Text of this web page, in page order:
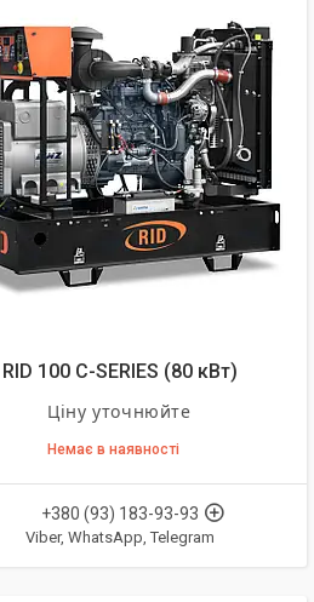
RID 100 C-SERIES (80 кВт)
Ціну уточнюйте
Немає в наявності
+380 (93) 183-93-93
Viber, WhatsApp, Telegram